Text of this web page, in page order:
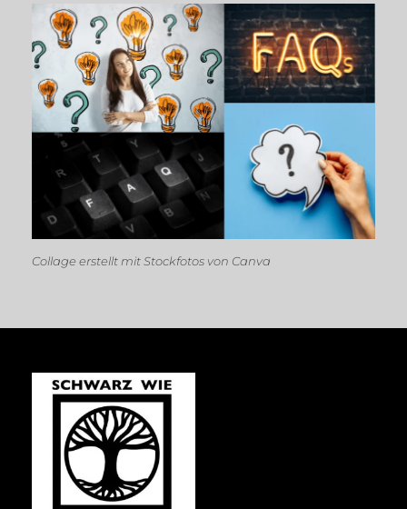
Collage erstellt mit Stockfotos von Canva